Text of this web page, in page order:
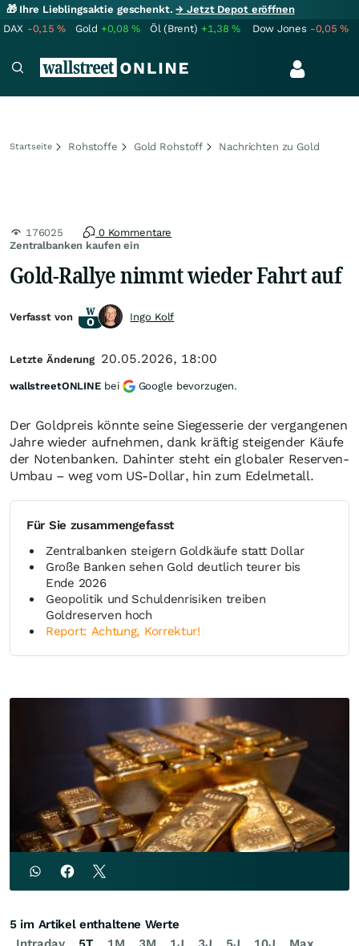
🎁 Ihre Lieblingsaktie geschenkt.→ Jetzt Depot eröffnen
DAX -0,15% Gold +0,08% Öl (Brent) +1,38% Dow Jones -0,05%
Startseite Rohstoffe Gold Rohstoff Nachrichten zu Gold
Zentralbanken kaufen ein
176025 0 Kommentare
Gold-Rallye nimmt wieder Fahrt auf
Der Goldpreis könnte seine Siegesserie der vergangenen
Jahre wieder aufnehmen, dank kräftig steigender Käufe
der Notenbanken. Dahinter steht ein globaler Reserven-
Umbau – weg vom US-Dollar, hin zum Edelmetall.
Für Sie zusammengefasst
Zentralbanken steigern Goldkäufe statt Dollar
Große Banken sehen Gold deutlich teurer bis
Ende 2026
Geopolitik und Schuldenrisiken treiben
Goldreserven hoch
Report: Achtung, Korrektur!
Verfasst von Ingo Kolf
Letzte Änderung 20.05.2026, 18:00
wallstreetONLINE bei Google bevorzugen.
5 im Artikel enthaltene Werte